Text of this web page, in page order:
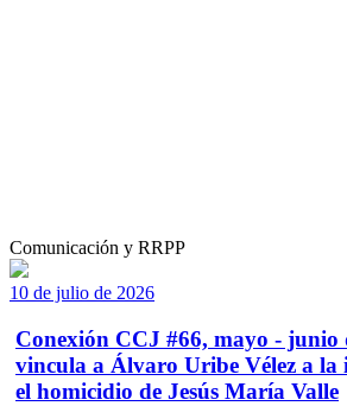
Comunicación y RRPP
10 de julio de 2026
Conexión CCJ #66, mayo - junio
vincula a Álvaro Uribe Vélez a la
el homicidio de Jesús María Valle